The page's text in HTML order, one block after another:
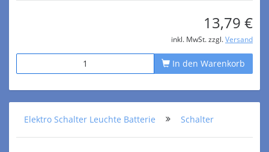
13,79 €
inkl. MwSt. zzgl. Versand
In den Warenkorb
Elektro Schalter Leuchte Batterie Schalter